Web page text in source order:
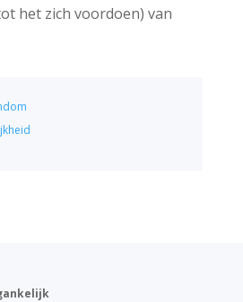
het zich voordoen) van